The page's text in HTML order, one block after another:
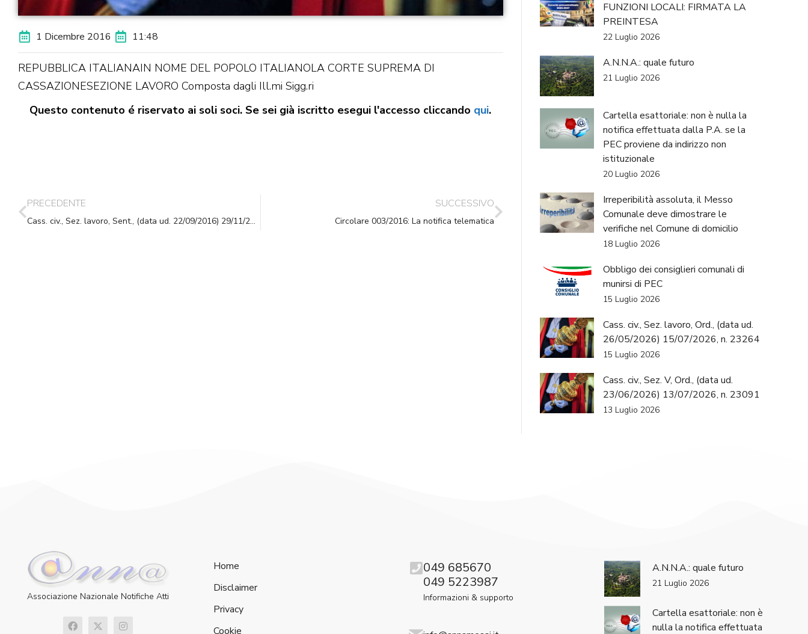
1 Dicembre 2016 11:48
REPUBBLICA ITALIANAIN NOME DEL POPOLO ITALIANOLA CORTE SUPREMA DI
CASSAZIONESEZIONE LAVORO Composta dagli Ill.mi Sigg.ri
Questo contenuto é riservato ai soli soci. Se sei già iscritto esegui l'accesso cliccando qui.
PRECEDENTE
Cass. civ., Sez. lavoro, Sent., (data ud. 22/09/2016) 29/11/2016, n. 2426
SUCCESSIVO
Circolare 003/2016: La notifica telematica
FUNZIONI LOCALI: FIRMATA LA
PREINTESA
22 Luglio 2026
A.N.N.A.: quale futuro
21 Luglio 2026
Cartella esattoriale: non è nulla la
notifica effettuata dalla P.A. se la
PEC proviene da indirizzo non
istituzionale
20 Luglio 2026
Irreperibilità assoluta, il Messo
Comunale deve dimostrare le
verifiche nel Comune di domicilio
18 Luglio 2026
Obbligo dei consiglieri comunali di
munirsi di PEC
15 Luglio 2026
Cass. civ., Sez. lavoro, Ord., (data ud.
26/05/2026) 15/07/2026, n. 23264
15 Luglio 2026
Cass. civ., Sez. V, Ord., (data ud.
23/06/2026) 13/07/2026, n. 23091
13 Luglio 2026
Associazione Nazionale Notifiche Atti
Home
Disclaimer
Privacy
Cookie
049 685670
049 5223987
Informazioni & supporto
A.N.N.A.: quale futuro
21 Luglio 2026
Cartella esattoriale: non è
nulla la notifica effettuata